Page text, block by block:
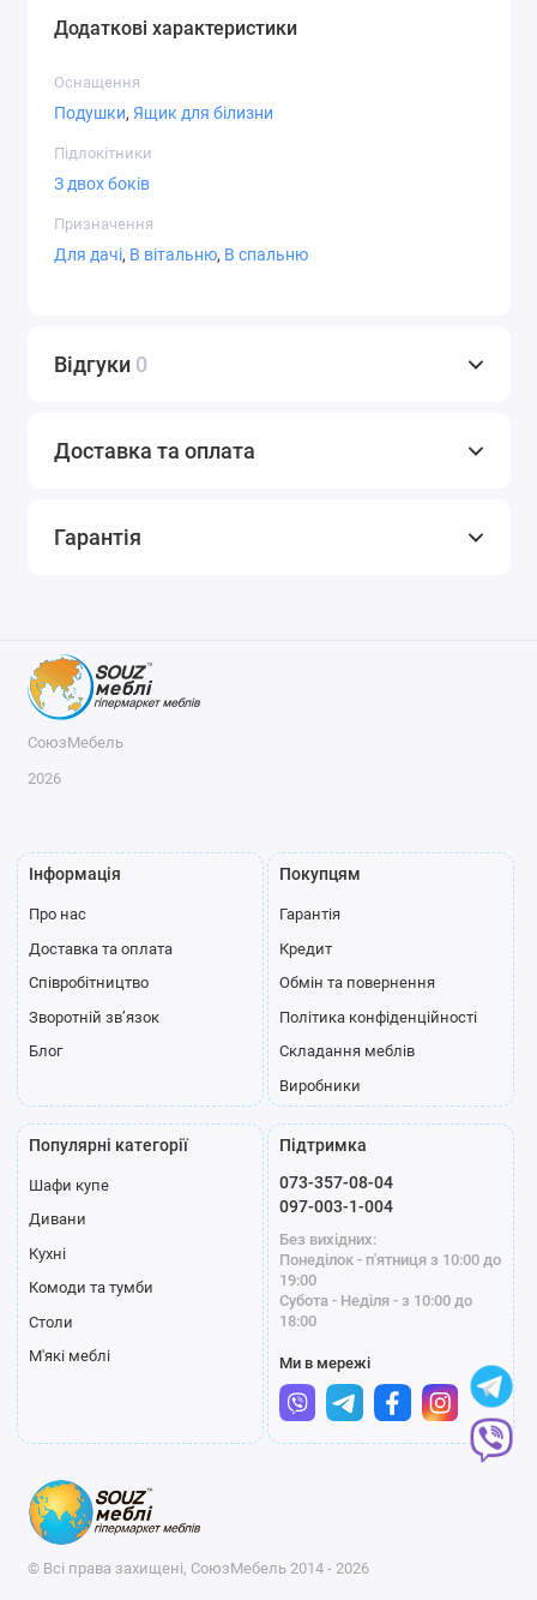
Додаткові характеристики
Оснащення
Подушки, Ящик для білизни
Підлокітники
З двох боків
Призначення
Для дачі, В вітальню, В спальню
Відгуки 0
Доставка та оплата
Гарантія
СоюзМебель
2026
Інформація
Про нас
Доставка та оплата
Співробітництво
Зворотній зв’язок
Блог
Покупцям
Гарантія
Кредит
Обмін та повернення
Політика конфіденційності
Складання меблів
Виробники
Популярні категорії
Шафи купе
Дивани
Кухні
Комоди та тумби
Столи
М'які меблі
Підтримка
073-357-08-04
097-003-1-004
Без вихідних:
Понеділок - п'ятниця з 10:00 до
19:00
Субота - Неділя - з 10:00 до
18:00
Ми в мережі
© Всі права захищені, СоюзМебель 2014 - 2026